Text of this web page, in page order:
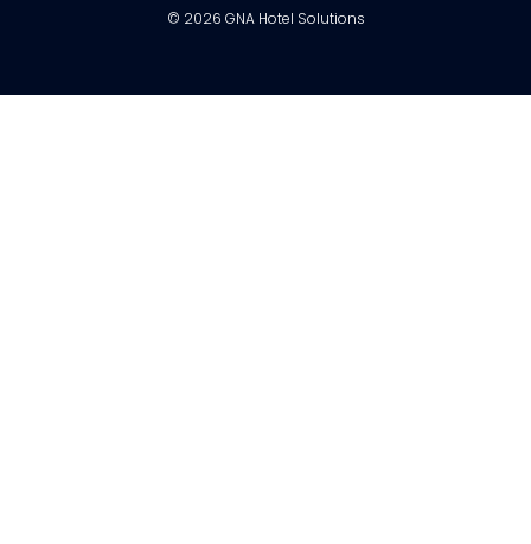
© 2026 GNA Hotel Solutions